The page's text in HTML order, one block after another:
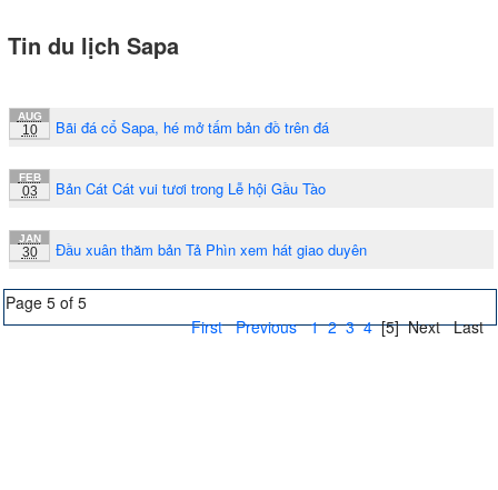
Tin du lịch Sapa
AUG
10 Bãi đá cổ Sapa, hé mở tấm bản đồ trên đá
FEB
03 Bản Cát Cát vui tươi trong Lễ hội Gầu Tào
JAN
30 Đầu xuân thăm bản Tả Phìn xem hát giao duyên
Page 5 of 5
First Previous 1 2 3 4 [5] Next Last